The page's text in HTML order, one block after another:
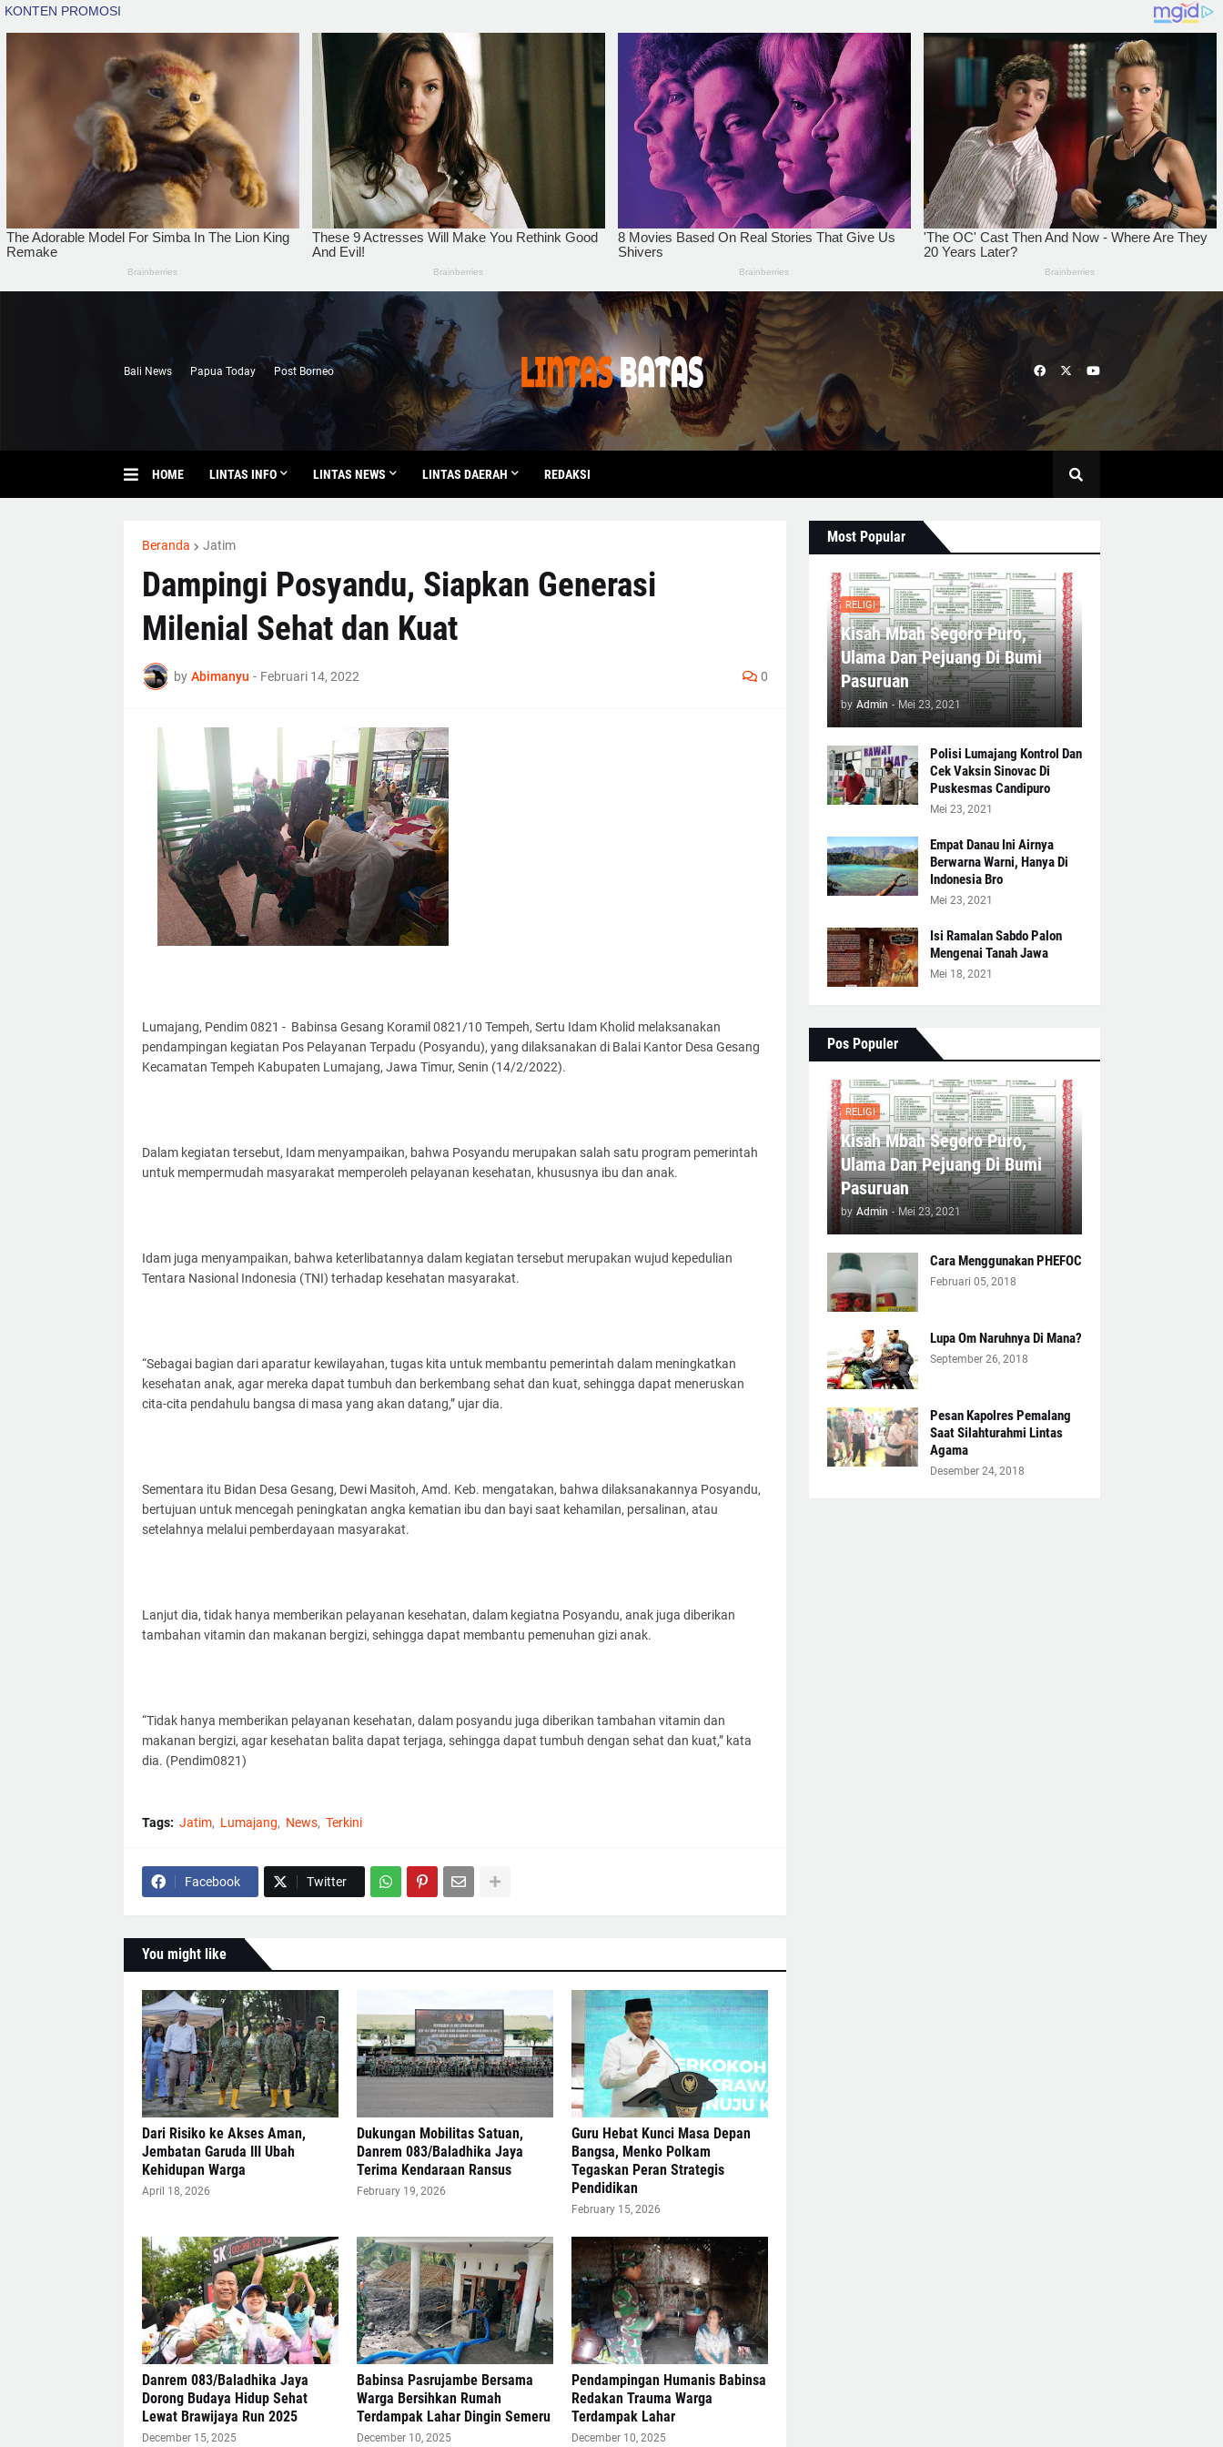
Bali News Papua Today Post Borneo
HOME LINTAS INFO LINTAS NEWS LINTAS DAERAH REDAKSI
Beranda Jatim
Dampingi Posyandu, Siapkan Generasi
Milenial Sehat dan Kuat
by Abimanyu - Februari 14, 2022 0
Lumajang, Pendim 0821 - Babinsa Gesang Koramil 0821/10 Tempeh, Sertu Idam Kholid melaksanakan
pendampingan kegiatan Pos Pelayanan Terpadu (Posyandu), yang dilaksanakan di Balai Kantor Desa Gesang
Kecamatan Tempeh Kabupaten Lumajang, Jawa Timur, Senin (14/2/2022).
Dalam kegiatan tersebut, Idam menyampaikan, bahwa Posyandu merupakan salah satu program pemerintah
untuk mempermudah masyarakat memperoleh pelayanan kesehatan, khususnya ibu dan anak.
Idam juga menyampaikan, bahwa keterlibatannya dalam kegiatan tersebut merupakan wujud kepedulian
Tentara Nasional Indonesia (TNI) terhadap kesehatan masyarakat.
“Sebagai bagian dari aparatur kewilayahan, tugas kita untuk membantu pemerintah dalam meningkatkan
kesehatan anak, agar mereka dapat tumbuh dan berkembang sehat dan kuat, sehingga dapat meneruskan
cita-cita pendahulu bangsa di masa yang akan datang,” ujar dia.
Sementara itu Bidan Desa Gesang, Dewi Masitoh, Amd. Keb. mengatakan, bahwa dilaksanakannya Posyandu,
bertujuan untuk mencegah peningkatan angka kematian ibu dan bayi saat kehamilan, persalinan, atau
setelahnya melalui pemberdayaan masyarakat.
Lanjut dia, tidak hanya memberikan pelayanan kesehatan, dalam kegiatna Posyandu, anak juga diberikan
tambahan vitamin dan makanan bergizi, sehingga dapat membantu pemenuhan gizi anak.
“Tidak hanya memberikan pelayanan kesehatan, dalam posyandu juga diberikan tambahan vitamin dan
makanan bergizi, agar kesehatan balita dapat terjaga, sehingga dapat tumbuh dengan sehat dan kuat,” kata
dia. (Pendim0821)
Tags: Jatim Lumajang News Terkini
Facebook Twitter
You might like
Dari Risiko ke Akses Aman,
Jembatan Garuda III Ubah
Kehidupan Warga
April 18, 2026
Dukungan Mobilitas Satuan,
Danrem 083/Baladhika Jaya
Terima Kendaraan Ransus
February 19, 2026
Guru Hebat Kunci Masa Depan
Bangsa, Menko Polkam
Tegaskan Peran Strategis
Pendidikan
February 15, 2026
Danrem 083/Baladhika Jaya
Dorong Budaya Hidup Sehat
Lewat Brawijaya Run 2025
December 15, 2025
Babinsa Pasrujambe Bersama
Warga Bersihkan Rumah
Terdampak Lahar Dingin Semeru
December 10, 2025
Pendampingan Humanis Babinsa
Redakan Trauma Warga
Terdampak Lahar
December 10, 2025
Most Popular
RELIGI
Kisah Mbah Segoro Puro,
Ulama Dan Pejuang Di Bumi
Pasuruan
by Admin - Mei 23, 2021
Polisi Lumajang Kontrol Dan
Cek Vaksin Sinovac Di
Puskesmas Candipuro
Mei 23, 2021
Empat Danau Ini Airnya
Berwarna Warni, Hanya Di
Indonesia Bro
Mei 23, 2021
Isi Ramalan Sabdo Palon
Mengenai Tanah Jawa
Mei 18, 2021
Pos Populer
RELIGI
Kisah Mbah Segoro Puro,
Ulama Dan Pejuang Di Bumi
Pasuruan
by Admin - Mei 23, 2021
Cara Menggunakan PHEFOC
Februari 05, 2018
Lupa Om Naruhnya Di Mana?
September 26, 2018
Pesan Kapolres Pemalang
Saat Silahturahmi Lintas
Agama
Desember 24, 2018